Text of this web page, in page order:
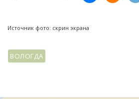
Источник фото: скрин экрана
ВОЛОГДА